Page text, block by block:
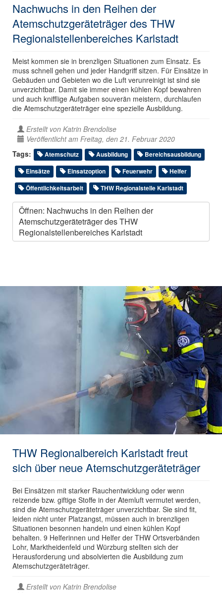
Nachwuchs in den Reihen der
Atemschutzgeräteträger des THW
Regionalstellenbereiches Karlstadt
Meist kommen sie in brenzligen Situationen zum Einsatz. Es
muss schnell gehen und jeder Handgriff sitzen. Für Einsätze in
Gebäuden und Gebieten wo die Luft verunreinigt ist sind sie
unverzichtbar. Damit sie immer einen kühlen Kopf bewahren
und auch knifflige Aufgaben souverän meistern, durchlaufen
die Atemschutzgeräteträger eine spezielle Ausbildung.
Erstellt von Katrin Brendolise
Veröffentlicht am Freitag, den 21. Februar 2020
Tags:
Atemschutz Ausbildung
Bereichsausbildung
Einsätze
Einsatzoption Feuerwehr
Helfer
Öffentlichkeitsarbeit
THW Regionalstelle Karlstadt
Öffnen: Nachwuchs in den Reihen der
Atemschutzgeräteträger des THW
Regionalstellenbereiches Karlstadt
THW Regionalbereich Karlstadt freut
sich über neue Atemschutzgeräteträger
Bei Einsätzen mit starker Rauchentwicklung oder wenn
reizende bzw. giftige Stoffe in der Atemluft vermutet werden,
sind die Atemschutzgeräteträger unverzichtbar. Sie sind fit,
leiden nicht unter Platzangst, müssen auch in brenzligen
Situationen besonnen handeln und einen kühlen Kopf
behalten. 9 Helferinnen und Helfer der THW Ortsverbänden
Lohr, Marktheidenfeld und Würzburg stellten sich der
Herausforderung und absolvierten die Ausbildung zum
Atemschutzgeräteträger.
Erstellt von Katrin Brendolise